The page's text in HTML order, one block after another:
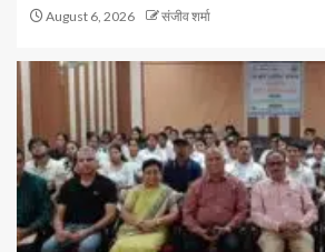
August 6, 2026 संजीव शर्मा